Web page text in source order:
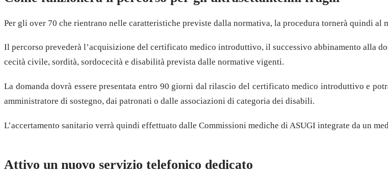
Per gli over 70 che rientrano nelle caratteristiche previste dalla normativa, la procedura tornerà quindi
Il percorso prevederà l’acquisizione del certificato medico introduttivo, il successivo abbinamento alla
cecità civile, sordità, sordocecità e disabilità prevista dalle normative vigenti.
La domanda dovrà essere presentata entro 90 giorni dal rilascio del certificato medico introduttivo e
amministratore di sostegno, dai patronati o dalle associazioni di categoria dei disabili.
L’accertamento sanitario verrà quindi effettuato dalle Commissioni mediche di ASUGI integrate da un
Attivo un nuovo servizio telefonico dedicato